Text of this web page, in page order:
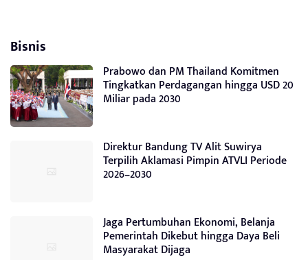
Bisnis
Prabowo dan PM Thailand Komitmen
Tingkatkan Perdagangan hingga USD 20
Miliar pada 2030
Direktur Bandung TV Alit Suwirya
Terpilih Aklamasi Pimpin ATVLI Periode
2026–2030
Jaga Pertumbuhan Ekonomi, Belanja
Pemerintah Dikebut hingga Daya Beli
Masyarakat Dijaga